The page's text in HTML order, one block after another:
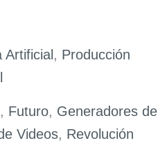
Artificial , Producción
, Futuro, Generadores de
Videos, Revolución